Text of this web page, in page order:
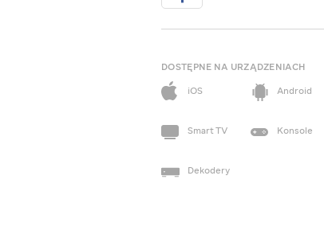
DOSTĘPNE NA URZĄDZENIACH
iOS
Android
Smart TV Konsole
Dekodery